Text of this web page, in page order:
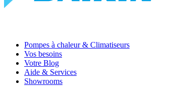
Pompes à chaleur & Climatiseurs
Vos besoins
Votre Blog
Aide & Services
Showrooms